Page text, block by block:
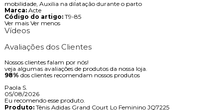
mobilidade, Auxilia na dilatação durante o parto
Marca:Acte
Código do artigo:T9-85
Ver mais Ver menos
Vídeos
Avaliações dos Clientes
Nossos clientes falam por nós!
veja algumas avaliações de produtos da nossa loja.
98% dos clientes recomendam nossos produtos
Paola S.
05/08/2026
Eu recomendo esse produto.
Produto:Tênis Adidas Grand Court Lo Feminino JQ7225